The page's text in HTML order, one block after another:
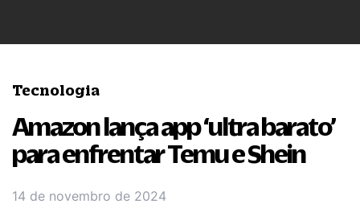
Tecnologia
Amazon lança app ‘ultra barato’
para enfrentar Temu e Shein
14 de novembro de 2024